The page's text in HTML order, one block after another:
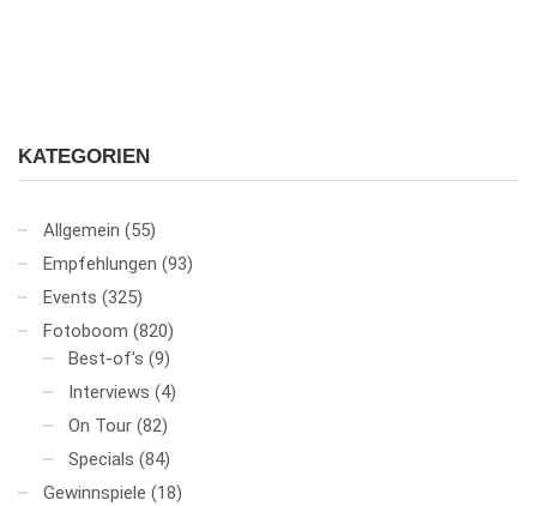
KATEGORIEN
Allgemein (55)
Empfehlungen (93)
Events (325)
Fotoboom (820)
Best-of's (9)
Interviews (4)
On Tour (82)
Specials (84)
Gewinnspiele (18)